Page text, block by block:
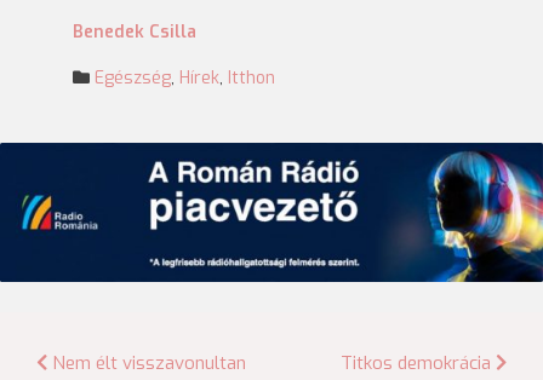
Benedek Csilla
Egészség, Hírek, Itthon
Bejegyzés
Nem élt visszavonultan
Titkos demokrácia